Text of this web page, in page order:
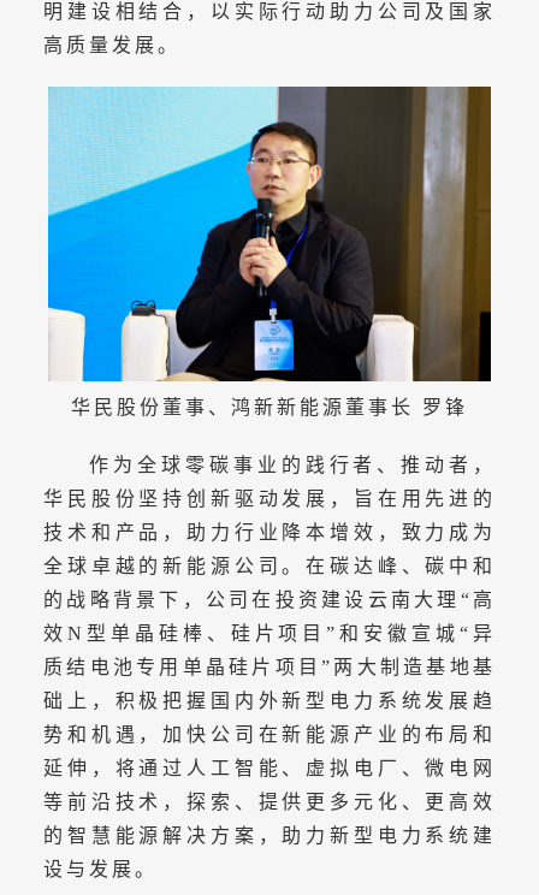
明建设相结合，以实际行动助力公司及国家
高质量发展。
华民股份董事、鸿新新能源董事长 罗锋
作为全球零碳事业的践行者、推动者，
华民股份坚持创新驱动发展，旨在用先进的
技术和产品，助力行业降本增效，致力成为
全球卓越的新能源公司。在碳达峰、碳中和
的战略背景下，公司在投资建设云南大理“高
效N型单晶硅棒、硅片项目”和安徽宣城“异
质结电池专用单晶硅片项目”两大制造基地基
础上，积极把握国内外新型电力系统发展趋
势和机遇，加快公司在新能源产业的布局和
延伸，将通过人工智能、虚拟电厂、微电网
等前沿技术，探索、提供更多元化、更高效
的智慧能源解决方案，助力新型电力系统建
设与发展。